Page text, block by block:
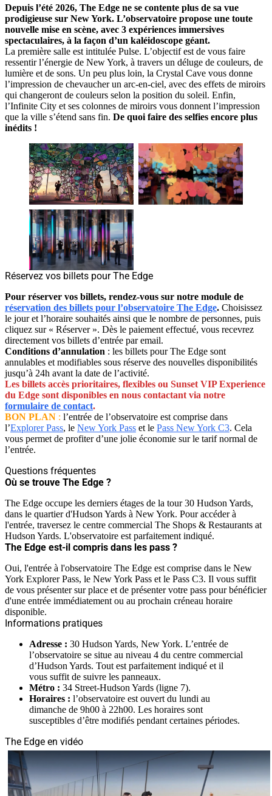
Depuis l’été 2026, The Edge ne se contente plus de sa vue
prodigieuse sur New York. L’observatoire propose une toute
nouvelle mise en scène, avec 3 expériences immersives
spectaculaires, à la façon d’un kaléidoscope géant.
La première salle est intitulée Pulse. L’objectif est de vous faire
ressentir l’énergie de New York, à travers un déluge de couleurs, de
lumière et de sons. Un peu plus loin, la Crystal Cave vous donne
l’impression de chevaucher un arc-en-ciel, avec des effets de miroirs
qui changeront de couleurs selon la position du soleil. Enfin,
l’Infinite City et ses colonnes de miroirs vous donnent l’impression
que la ville s’étend sans fin. De quoi faire des selfies encore plus
inédits !
Réservez vos billets pour The Edge
Pour réserver vos billets, rendez-vous sur notre module de
réservation des billets pour l’observatoire The Edge. Choisissez
le jour et l’horaire souhaités ainsi que le nombre de personnes, puis
cliquez sur « Réserver ». Dès le paiement effectué, vous recevrez
directement vos billets d’entrée par email.
Conditions d’annulation : les billets pour The Edge sont
annulables et modifiables sous réserve des nouvelles disponibilités
jusqu’à 24h avant la date de l’activité.
Les billets accès prioritaires, flexibles ou Sunset VIP Experience
du Edge sont disponibles en nous contactant via notre
formulaire de contact.
BON PLAN : l’entrée de l’observatoire est comprise dans
l’Explorer Pass, le New York Pass et le Pass New York C3. Cela
vous permet de profiter d’une jolie économie sur le tarif normal de
l’entrée.
Questions fréquentes
Où se trouve The Edge ?
The Edge occupe les derniers étages de la tour 30 Hudson Yards,
dans le quartier d'Hudson Yards à New York. Pour accéder à
l'entrée, traversez le centre commercial The Shops & Restaurants at
Hudson Yards. L'observatoire est parfaitement indiqué.
The Edge est-il compris dans les pass ?
Oui, l'entrée à l'observatoire The Edge est comprise dans le New
York Explorer Pass, le New York Pass et le Pass C3. Il vous suffit
de vous présenter sur place et de présenter votre pass pour bénéficier
d'une entrée immédiatement ou au prochain créneau horaire
disponible.
Informations pratiques
Adresse : 30 Hudson Yards, New York. L’entrée de
l’observatoire se situe au niveau 4 du centre commercial
d’Hudson Yards. Tout est parfaitement indiqué et il
vous suffit de suivre les panneaux.
Métro : 34 Street-Hudson Yards (ligne 7).
Horaires : l’observatoire est ouvert du lundi au
dimanche de 9h00 à 22h00. Les horaires sont
susceptibles d’être modifiés pendant certaines périodes.
The Edge en vidéo